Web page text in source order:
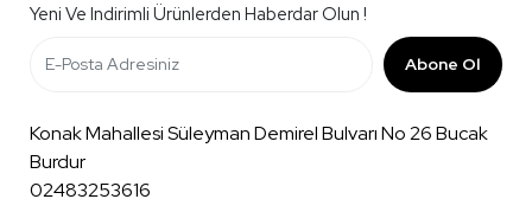
Yeni Ve Indirimli Ürünlerden Haberdar Olun !
Abone Ol
Konak Mahallesi Süleyman Demirel Bulvarı No 26 Bucak
Burdur
02483253616